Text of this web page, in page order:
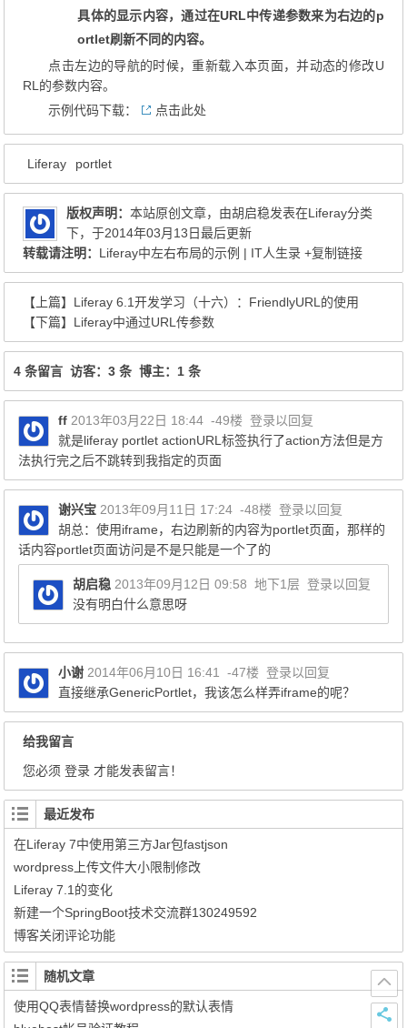
具体的显示内容，通过在URL中传递参数来为右边的p
ortlet刷新不同的内容。
点击左边的导航的时候，重新载入本页面，并动态的修改U
RL的参数内容。
示例代码下载：
点击此处
Liferay portlet
版权声明：本站原创文章，由胡启稳发表在Liferay分类
下，于2014年03月13日最后更新
转载请注明： Liferay中左右布局的示例 | IT人生录 +复制链接
【上篇】 Liferay 6.1开发学习（十六）：FriendlyURL的使用
【下篇】 Liferay中通过URL传参数
4 条留言 访客：3 条 博主：1 条
ff 2013年03月22日 18:44 -49楼 登录以回复
就是liferay portlet actionURL标签执行了action方法但是方
法执行完之后不跳转到我指定的页面
谢兴宝 2013年09月11日 17:24 -48楼 登录以回复
胡总：使用iframe，右边刷新的内容为portlet页面，那样的
话内容portlet页面访问是不是只能是一个了的
胡启稳 2013年09月12日 09:58 地下1层 登录以回复
没有明白什么意思呀
小谢 2014年06月10日 16:41 -47楼 登录以回复
直接继承GenericPortlet，我该怎么样弄iframe的呢？
给我留言
您必须 登录 才能发表留言！
最近发布
在Liferay 7中使用第三方Jar包fastjson
wordpress上传文件大小限制修改
Liferay 7.1的变化
新建一个SpringBoot技术交流群130249592
博客关闭评论功能
随机文章
使用QQ表情替换wordpress的默认表情